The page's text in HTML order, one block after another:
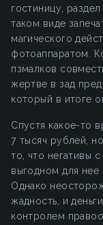
гостиницу,
таком виде
магического
фотоаппаратом.
пзмалков
жертве в зад
который в итоге
Спустя какое-то
7 тысяч рублей,
то, что негативы
выгодном для нее
Однако
жадность, и
контролем